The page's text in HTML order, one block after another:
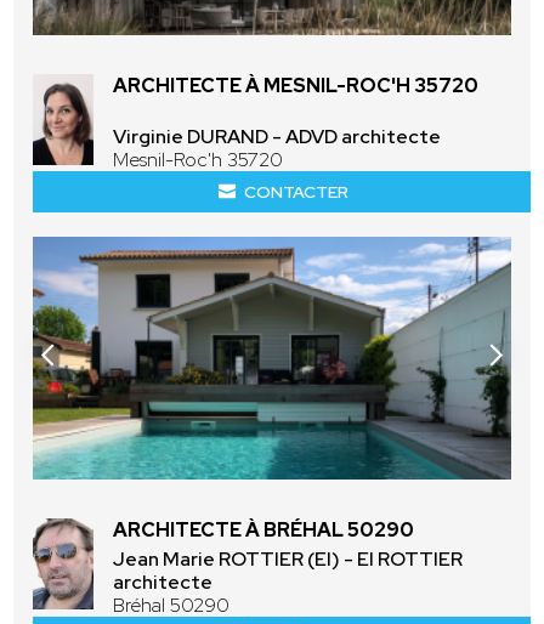
ARCHITECTE À MESNIL-ROC'H 35720
Virginie DURAND - ADVD architecte
Mesnil-Roc'h 35720
CONTACTER
ARCHITECTE À BRÉHAL 50290
Jean Marie ROTTIER (EI) - EI ROTTIER
architecte
Bréhal 50290